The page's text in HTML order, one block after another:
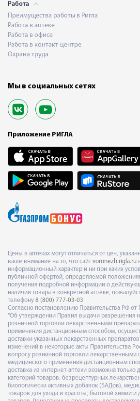
Работа
Преимущества работы в Ригла
Работа в аптеке
Работа в офисе
Работа в контакт-центре
Охрана труда
Мы в социальных сетях
Приложение РИГЛА
Цены в аптеках могут отличаться от цен,
ваше внимание на то, что сайт voronezh.rigla.ru
информационный характер и ни при каких
публичной офертой, определяемой
получения подробной информации о
наличии товара в конкретной аптеке,
телефону 8 (800) 777-03-03
Согласно постановлению Правительства РФ
"Об утверждении Правил выдачи разрешения
розничной торговли лекарственными
применения дистанционным способом,
доставки указанных лекарственных
изменений в некоторые акты Правительства
вопросу розничной торговли лекарственными
медицинского применения дистанционным
доставка из интернет-аптеки возможна
категорий товаров: безрецептурных
биологически активных добавок (БАДов),
товаров для ухода и красоты, бытовой химии и